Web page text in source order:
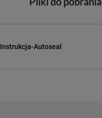
Instrukcja-Autoseal